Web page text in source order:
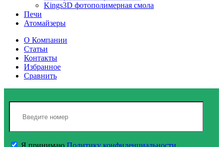
Kings3D фотополимерная смола
Печи
Атомайзеры
О Компании
Статьи
Контакты
Избранное
Сравнить